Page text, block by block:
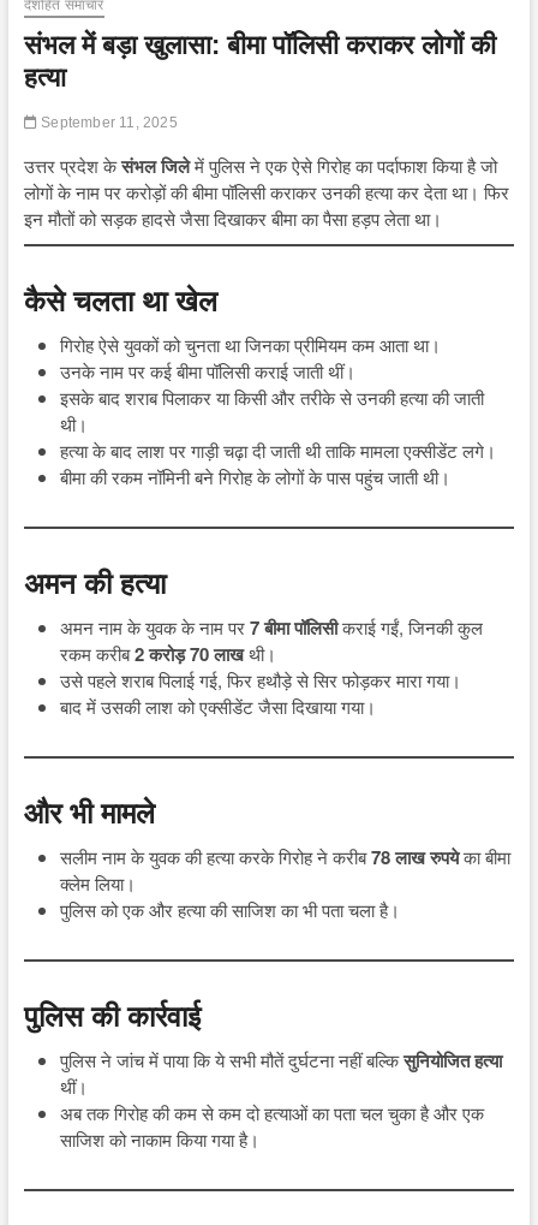
देशहित समाचार
संभल में बड़ा खुलासा: बीमा पॉलिसी कराकर लोगों की
हत्या
September 11, 2025
उत्तर प्रदेश केसंभल जिलेमें पुलिस ने एक ऐसे गिरोह का पर्दाफाश किया है जो
लोगों के नाम पर करोड़ों की बीमा पॉलिसी कराकर उनकी हत्या कर देता था। फिर
इन मौतों को सड़क हादसे जैसा दिखाकर बीमा का पैसा हड़प लेता था।
कैसे चलता था खेल
गिरोह ऐसे युवकों को चुनता था जिनका प्रीमियम कम आता था।
उनके नाम पर कई बीमा पॉलिसी कराई जाती थीं।
इसके बाद शराब पिलाकर या किसी और तरीके से उनकी हत्या की जाती
थी।
हत्या के बाद लाश पर गाड़ी चढ़ा दी जाती थी ताकि मामला एक्सीडेंट लगे।
बीमा की रकम नॉमिनी बने गिरोह के लोगों के पास पहुंच जाती थी।
अमन की हत्या
अमन नाम के युवक के नाम पर7 बीमा पॉलिसीकराई गईं, जिनकी कुल
रकम करीब2 करोड़ 70 लाखथी।
उसे पहले शराब पिलाई गई, फिर हथौड़े से सिर फोड़कर मारा गया।
बाद में उसकी लाश को एक्सीडेंट जैसा दिखाया गया।
और भी मामले
सलीम नाम के युवक की हत्या करके गिरोह ने करीब78 लाख रुपयेका बीमा
क्लेम लिया।
पुलिस को एक और हत्या की साजिश का भी पता चला है।
पुलिस की कार्रवाई
पुलिस ने जांच में पाया कि ये सभी मौतें दुर्घटना नहीं बल्किसुनियोजित हत्या
थीं।
अब तक गिरोह की कम से कम दो हत्याओं का पता चल चुका है और एक
साजिश को नाकाम किया गया है।